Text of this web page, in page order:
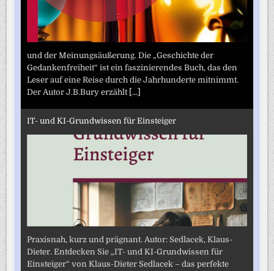
und der Meinungsäußerung. Die „Geschichte der
Gedankenfreiheit“ ist ein faszinierendes Buch, das den
Leser auf eine Reise durch die Jahrhunderte mitnimmt.
Der Autor J.B.Bury erzählt [...]
IT- und KI-Grundwissen für Einsteiger
Praxisnah, kurz und prägnant. Autor: Sedlacek, Klaus-
Dieter. Entdecken Sie „IT- und KI-Grundwissen für
Einsteiger“ von Klaus-Dieter Sedlacek – das perfekte